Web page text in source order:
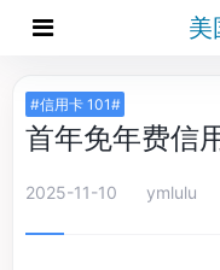
美
#信用卡 101#
首年免年费信
2025-11-10 ymlulu